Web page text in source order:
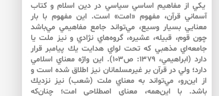
يكي از مفاهيم اساسي سياسي در دين اسلام و كتاب
آسماني قرآن، مفهوم «امت» است. اين مفهوم با بار
معنايي بسيار وسيع، مي‌تواند جامع مفاهيمي مي‌باشد
چون قوم، قبيله، عشيره، گروه‌هاي نژادي و نيز ملت يا
جامعه‌اي مذهبي كه تحت لواي هدايت يك پيامبر قرار
دارد (ابراهيمي، ۱۳۷۹: ص۱۰۳). اين واژه معناي اسلامي
دارد؛ ولي در قرآن بر غيرمسلمانان نيز اطلاق شده است و
از اين‌رو، مي‌تواند به ‌معناي ملت (شعب) نيز نزديك
باشد. با اين‌همه، معناي اصطلاحي امت؛ چنان‌كه